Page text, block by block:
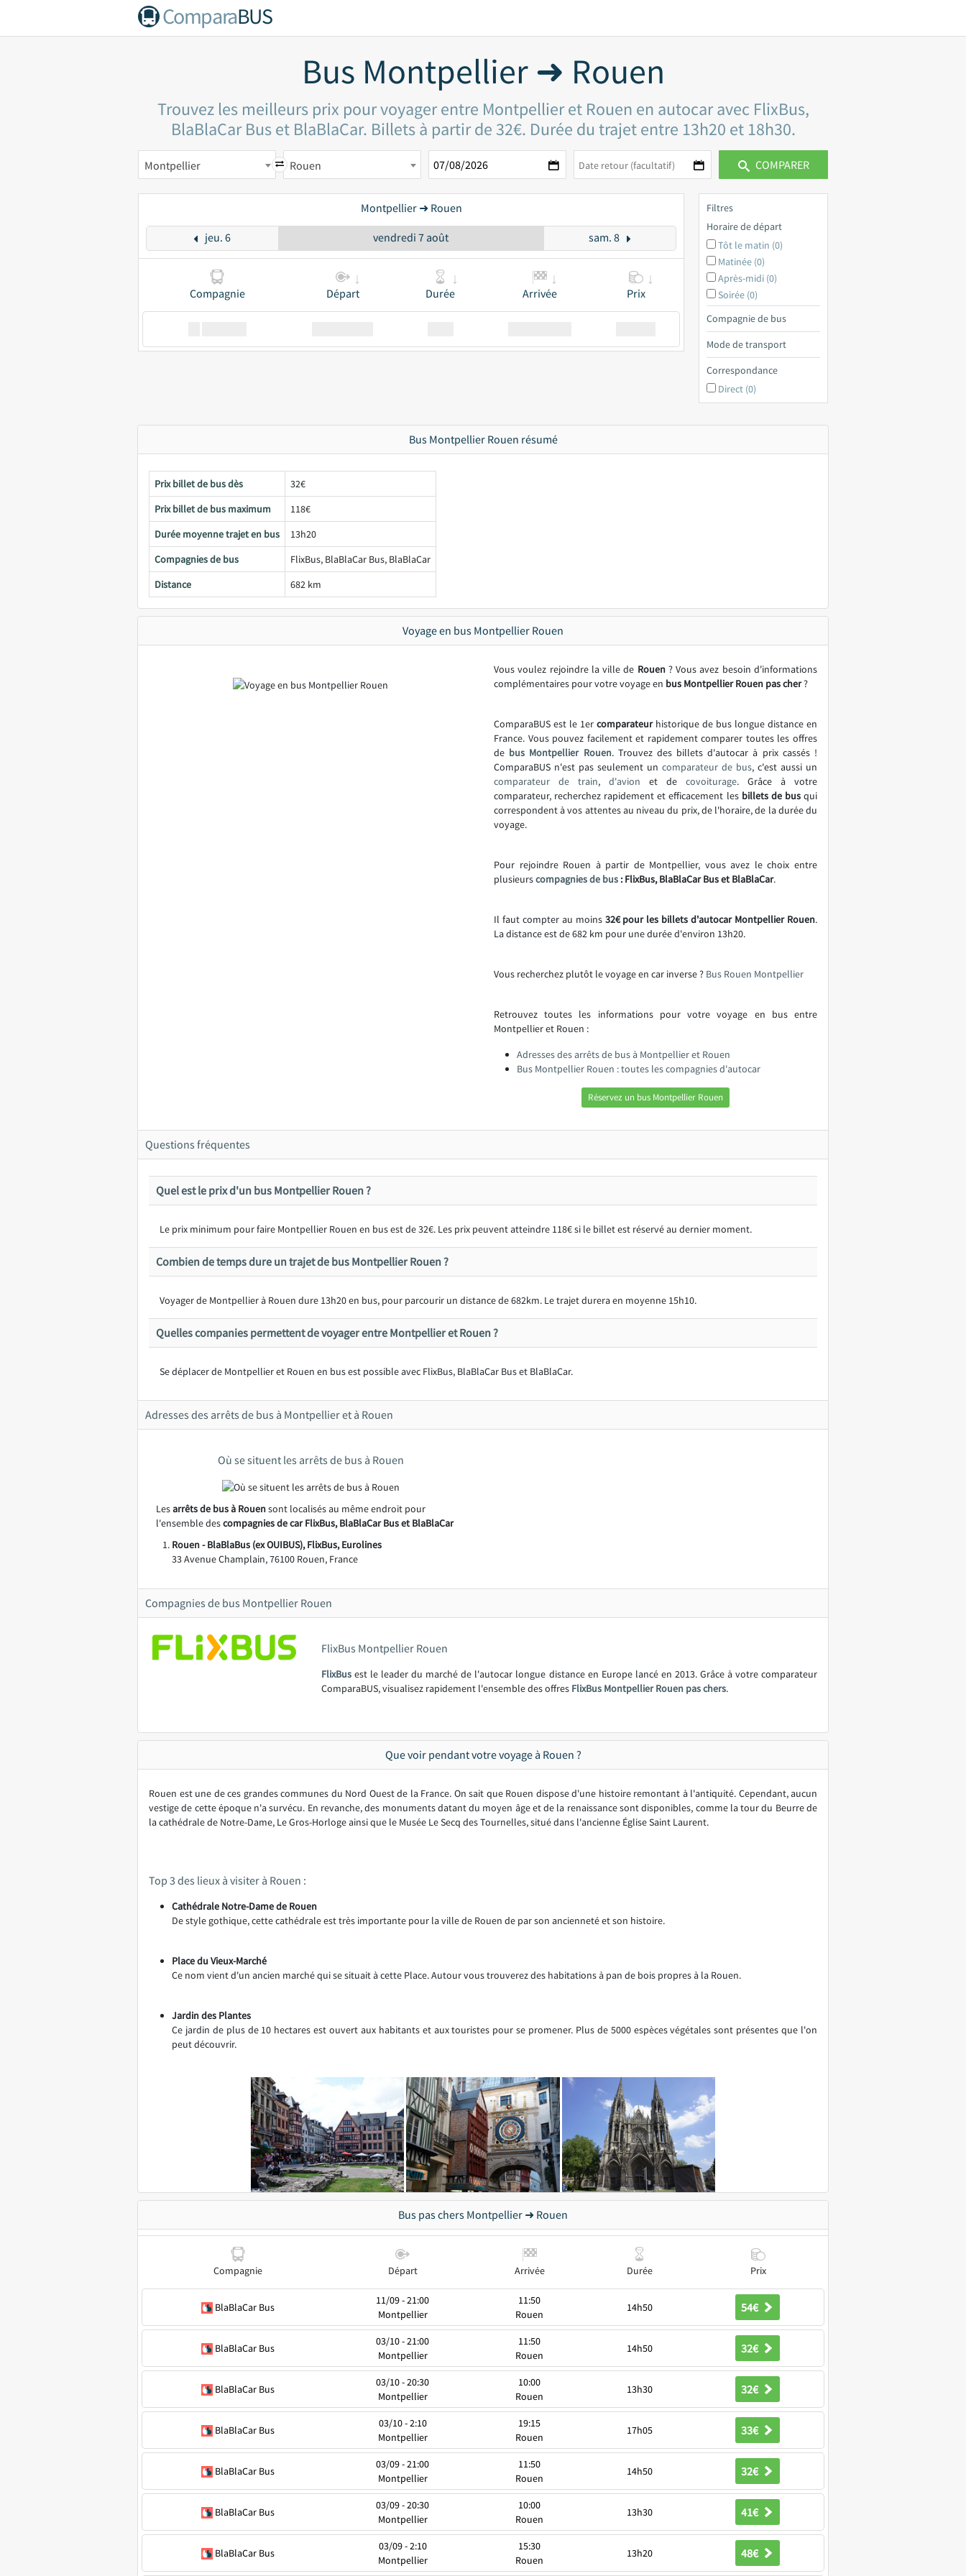
ComparaBUS
Bus Montpellier ➜ Rouen
Trouvez les meilleurs prix pour voyager entre Montpellier et Rouen en autocar avec FlixBus,
BlaBlaCar Bus et BlaBlaCar. Billets à partir de 32€. Durée du trajet entre 13h20 et 18h30.
Montpellier Rouen COMPARER
Montpellier ➜ Rouen
jeu. 6 vendredi 7 août sam. 8
Compagnie Départ Durée Arrivée Prix
Filtres
Horaire de départ
Tôt le matin (0)
Matinée (0)
Après-midi (0)
Soirée (0)
Compagnie de bus
Mode de transport
Correspondance
Direct (0)
Bus Montpellier Rouen résumé
Prix billet de bus dès
32€
Prix billet de bus maximum
118€
Durée moyenne trajet en bus
13h20
Compagnies de bus
FlixBus, BlaBlaCar Bus, BlaBlaCar
Distance
682 km
Voyage en bus Montpellier Rouen
Vous voulez rejoindre la ville de Rouen? Vous avez besoin d'informations
complémentaires pour votre voyage en bus Montpellier Rouen pas cher?
ComparaBUS est le 1er comparateurhistorique de bus longue distance en
France. Vous pouvez facilement et rapidement comparer toutes les offres
de bus Montpellier Rouen. Trouvez des billets d'autocar à prix cassés !
ComparaBUS n'est pas seulement un comparateur de bus, c'est aussi un
comparateur de train, d'avion et de covoiturage. Grâce à votre
comparateur, recherchez rapidement et efficacement les billets de busqui
correspondent à vos attentes au niveau du prix, de l'horaire, de la durée du
voyage.
Pour rejoindre Rouen à partir de Montpellier, vous avez le choix entre
plusieurscompagnies de bus : FlixBus, BlaBlaCar Bus et BlaBlaCar.
Il faut compter au moins 32€ pour les billets d'autocar Montpellier Rouen.
La distance est de 682 km pour une durée d'environ 13h20.
Vous recherchez plutôt le voyage en car inverse ? Bus Rouen Montpellier
Retrouvez toutes les informations pour votre voyage en bus entre
Montpellier et Rouen :
Adresses des arrêts de bus à Montpellier et Rouen
Bus Montpellier Rouen : toutes les compagnies d'autocar
Réservez un bus Montpellier Rouen
Questions fréquentes
Quel est le prix d'un bus Montpellier Rouen ?
Le prix minimum pour faire Montpellier Rouen en bus est de 32€. Les prix peuvent atteindre 118€ si le billet est réservé au dernier moment.
Combien de temps dure un trajet de bus Montpellier Rouen ?
Voyager de Montpellier à Rouen dure 13h20 en bus, pour parcourir un distance de 682km. Le trajet durera en moyenne 15h10.
Quelles companies permettent de voyager entre Montpellier et Rouen ?
Se déplacer de Montpellier et Rouen en bus est possible avec FlixBus, BlaBlaCar Bus et BlaBlaCar.
Adresses des arrêts de bus à Montpellier et à Rouen
Où se situent les arrêts de bus à Rouen
Lesarrêts de bus à Rouensont localisés au même endroit pour
l'ensemble descompagnies de car FlixBus, BlaBlaCar Bus et BlaBlaCar
Rouen - BlaBlaBus (ex OUIBUS), FlixBus, Eurolines
33 Avenue Champlain, 76100 Rouen, France
Compagnies de bus Montpellier Rouen
FlixBus Montpellier Rouen
FlixBus est le leader du marché de l'autocar longue distance en Europe lancé en 2013. Grâce à votre comparateur
ComparaBUS, visualisez rapidement l'ensemble des offres FlixBus Montpellier Rouen pas chers.
Que voir pendant votre voyage à Rouen ?
Rouen est une de ces grandes communes du Nord Ouest de la France. On sait que Rouen dispose d'une histoire remontant à l'antiquité. Cependant, aucun
vestige de cette époque n'a survécu. En revanche, des monuments datant du moyen âge et de la renaissance sont disponibles, comme la tour du Beurre de
la cathédrale de Notre-Dame, Le Gros-Horloge ainsi que le Musée Le Secq des Tournelles, situé dans l'ancienne Église Saint Laurent.
Top 3 des lieux à visiter à Rouen :
Cathédrale Notre-Dame de Rouen
De style gothique, cette cathédrale est très importante pour la ville de Rouen de par son ancienneté et son histoire.
Place du Vieux-Marché
Ce nom vient d'un ancien marché qui se situait à cette Place. Autour vous trouverez des habitations à pan de bois propres à la Rouen.
Jardin des Plantes
Ce jardin de plus de 10 hectares est ouvert aux habitants et aux touristes pour se promener. Plus de 5000 espèces végétales sont présentes que l'on
peut découvrir.
Bus pas chers Montpellier ➜ Rouen
Compagnie Départ Arrivée Durée Prix
BlaBlaCar Bus
11/09 - 21:00
Montpellier
11:50
Rouen
14h50 54€
BlaBlaCar Bus
03/10 - 21:00
Montpellier
11:50
Rouen
14h50 32€
BlaBlaCar Bus
03/10 - 20:30
Montpellier
10:00
Rouen
13h30 32€
BlaBlaCar Bus
03/10 - 2:10
Montpellier
19:15
Rouen
17h05 33€
BlaBlaCar Bus
03/09 - 21:00
Montpellier
11:50
Rouen
14h50 32€
BlaBlaCar Bus
03/09 - 20:30
Montpellier
10:00
Rouen
13h30 41€
BlaBlaCar Bus
03/09 - 2:10
Montpellier
15:30
Rouen
13h20 48€